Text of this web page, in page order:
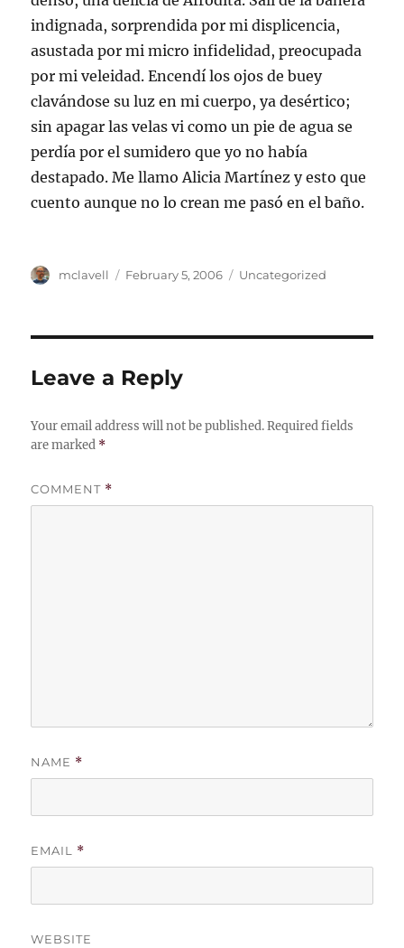
indignada, sorprendida por mi displicencia,
asustada por mi micro infidelidad, preocupada
por mi veleidad. Encendí los ojos de buey
clavándose su luz en mi cuerpo, ya desértico;
sin apagar las velas vi como un pie de agua se
perdía por el sumidero que yo no había
destapado. Me llamo Alicia Martínez y esto que
cuento aunque no lo crean me pasó en el baño.
Author
mclavell
Posted
February 5, 2006 Categories
Uncategorized
Leave a Reply
Your email address will not be published. Required fields
are marked *
COMMENT *
NAME *
EMAIL *
WEBSITE